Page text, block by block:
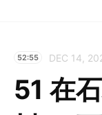
52:55 DEC 14,
51 在